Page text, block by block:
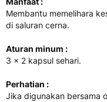
Membantu memelihara
di saluran cerna.
Aturan minum :
3 x 2 kapsul sehari.
Perhatian :
Jika digunakan bersama